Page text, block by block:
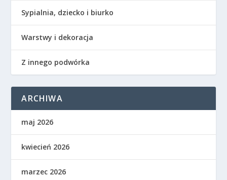
Sypialnia, dziecko i biurko
Warstwy i dekoracja
Z innego podwórka
ARCHIWA
maj 2026
kwiecień 2026
marzec 2026